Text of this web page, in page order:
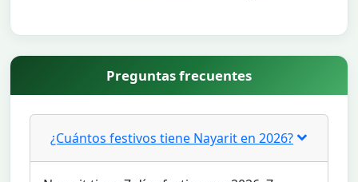
Preguntas frecuentes
¿Cuántos festivos tiene Nayarit en 2026?